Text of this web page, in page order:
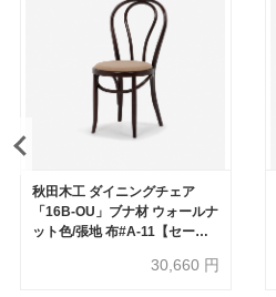
秋田木工 ダイニングチェア
「16B-OU」ブナ材 ウォールナ
ット色/張地 布#A-11【セール
30,660 円